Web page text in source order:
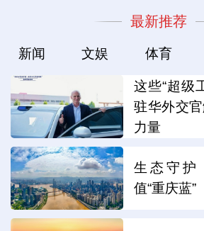
最新推荐
新闻 文娱 体育
这些“超级
驻华外交
力量
生态守护
值“重庆蓝”